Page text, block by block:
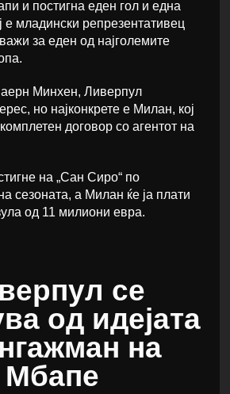
и постигна еден гол и една
е младински репрезентативец
за еден од најголемите
Минхен, Ливерпул
но најконкрете е Милан, кој
договор со агентот на
на „Сан Сиро“ по
сезоната, а Милан ќе ја плати
од 11 милиони евра.
се
од идејата
на
Мбапе